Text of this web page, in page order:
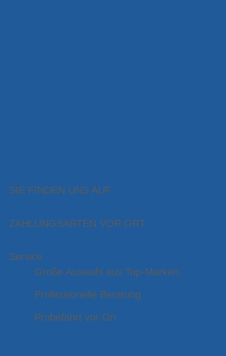
SIE FINDEN UNS AUF
ZAHLUNGSARTEN VOR ORT
Service
Große Auswahl aus Top-Marken
Professionelle Beratung
Probefahrt vor Ort